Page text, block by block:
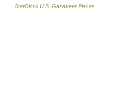
…
StarDict's U.S. Gazetteer Places